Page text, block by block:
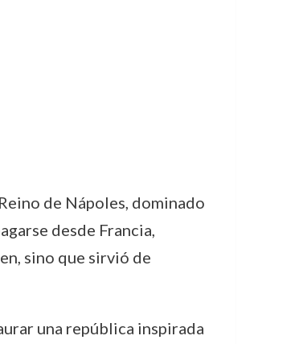
de Nápoles, dominado
desde Francia,
sino que sirvió de
una república inspirada